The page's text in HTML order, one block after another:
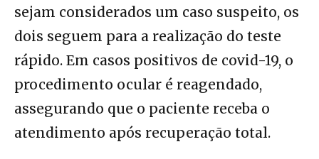
sejam considerados um caso suspeito, os
dois seguem para a realização do teste
rápido. Em casos positivos de covid-19, o
procedimento ocular é reagendado,
assegurando que o paciente receba o
atendimento após recuperação total.